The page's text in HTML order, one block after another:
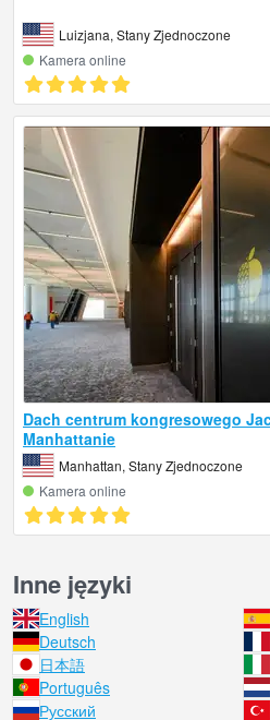
Luizjana, Stany Zjednoczone
Kamera online
Dach centrum kongresowego
Manhattanie
Manhattan, Stany Zjednoczone
Kamera online
Inne języki
English
Deutsch
日本語
Português
Русский